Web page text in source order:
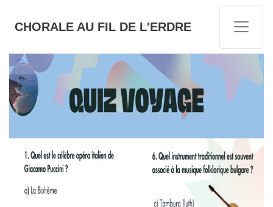
CHORALE AU FIL DE L'ERDRE